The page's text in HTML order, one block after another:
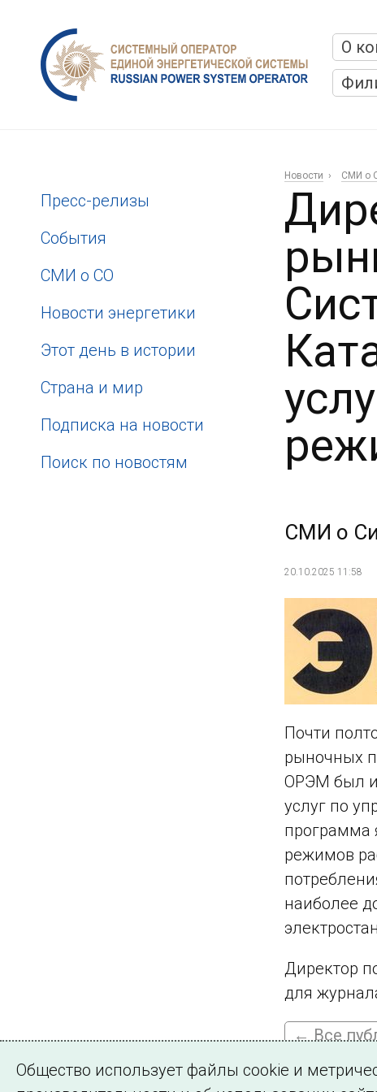
О
Пресс-релизы
События
СМИ о СО
Новости энергетики
Этот день в истории
Страна и мир
Подписка на новости
Поиск по новостям
Новости СМИ о
СМИ о
20.10.2025 11:58
Почти
рыночных
ОРЭМ был
услуг по
программа
режимов
наиболее
Директор
для
← Все
Общество использует файлы cookie и